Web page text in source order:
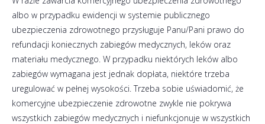
albo w przypadku ewidencji w systemie publicznego
ubezpieczenia zdrowotnego przysługuje Panu/Pani prawo do
refundacji koniecznych zabiegów medycznych, leków oraz
materiału medycznego. W przypadku niektórych leków albo
zabiegów wymagana jest jednak dopłata, niektóre trzeba
uregulować w pełnej wysokości. Trzeba sobie uświadomić, że
komercyjne ubezpieczenie zdrowotne zwykle nie pokrywa
wszystkich zabiegów medycznych i niefunkcjonuje w wszystkich